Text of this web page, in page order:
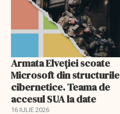
Armata Elveției scoate
Microsoft din structurile
cibernetice. Teama de
accesul SUA la date
16 IULIE 2026